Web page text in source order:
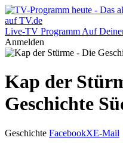
Live-TV Programm Auf
Anmelden
Kap der
Geschichte
Geschichte FacebookXE-Mail